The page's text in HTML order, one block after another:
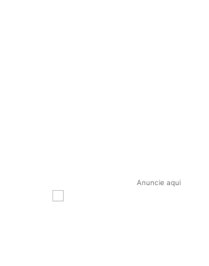
Anuncie aqui